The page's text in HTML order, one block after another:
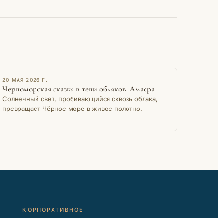
ОЧЕРК
20 МАЯ 2026 Г.
Черноморская сказка в тени облаков: Амасра
Солнечный свет, пробивающийся сквозь облака,
превращает Чёрное море в живое полотно.
КОРПОРАТИВНОЕ